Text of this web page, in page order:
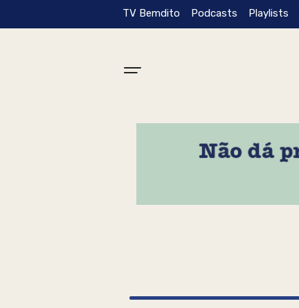
TV Bemdito Podcasts Playlists